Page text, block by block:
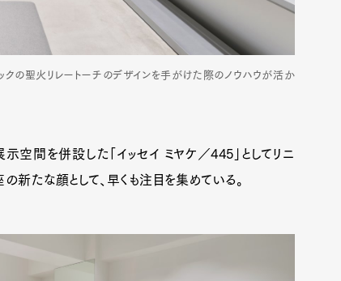
の聖火リレートーチのデザインを手がけた際のノウハウが活か
間を併設した「イッセイ ミヤケ／445」としてリニ
新たな顔として、早くも注目を集めている。